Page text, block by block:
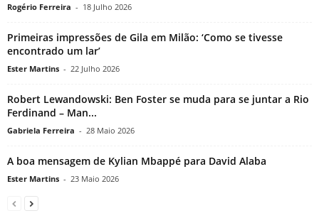
Rogério Ferreira - 18 Julho 2026
Primeiras impressões de Gila em Milão: ‘Como se tivesse
encontrado um lar’
Ester Martins - 22 Julho 2026
Robert Lewandowski: Ben Foster se muda para se juntar a Rio
Ferdinand – Man...
Gabriela Ferreira - 28 Maio 2026
A boa mensagem de Kylian Mbappé para David Alaba
Ester Martins - 23 Maio 2026